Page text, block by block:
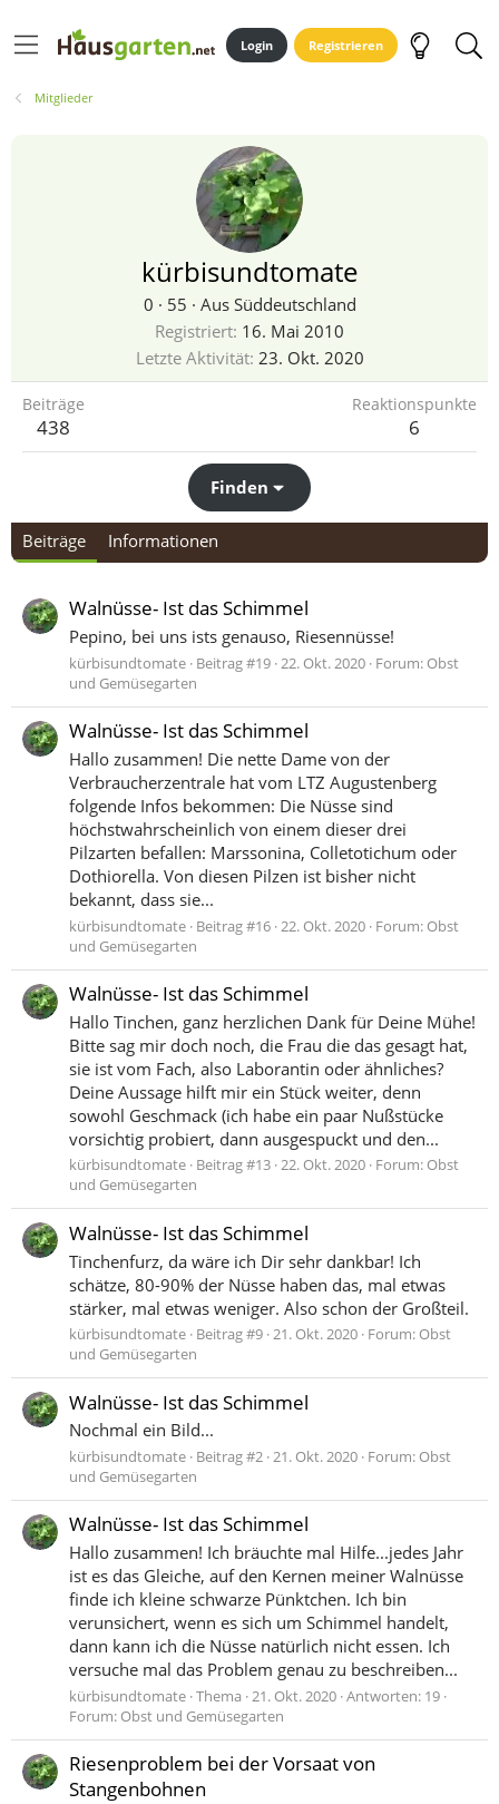
Login Registrieren
Mitglieder
kürbisundtomate
0 · 55 · Aus Süddeutschland
Registriert 16. Mai 2010
Letzte Aktivität 23. Okt. 2020
Beiträge
438
Reaktionspunkte
6
Finden
Beiträge Informationen
Walnüsse- Ist das Schimmel
Pepino, bei uns ists genauso, Riesennüsse!
kürbisundtomate Beitrag #19 22. Okt. 2020 Forum: Obst
und Gemüsegarten
Walnüsse- Ist das Schimmel
Hallo zusammen! Die nette Dame von der
Verbraucherzentrale hat vom LTZ Augustenberg
folgende Infos bekommen: Die Nüsse sind
höchstwahrscheinlich von einem dieser drei
Pilzarten befallen: Marssonina, Colletotichum oder
Dothiorella. Von diesen Pilzen ist bisher nicht
bekannt, dass sie...
kürbisundtomate Beitrag #16 22. Okt. 2020 Forum: Obst
und Gemüsegarten
Walnüsse- Ist das Schimmel
Hallo Tinchen, ganz herzlichen Dank für Deine Mühe!
Bitte sag mir doch noch, die Frau die das gesagt hat,
sie ist vom Fach, also Laborantin oder ähnliches?
Deine Aussage hilft mir ein Stück weiter, denn
sowohl Geschmack (ich habe ein paar Nußstücke
vorsichtig probiert, dann ausgespuckt und den...
kürbisundtomate Beitrag #13 22. Okt. 2020 Forum: Obst
und Gemüsegarten
Walnüsse- Ist das Schimmel
Tinchenfurz, da wäre ich Dir sehr dankbar! Ich
schätze, 80-90% der Nüsse haben das, mal etwas
stärker, mal etwas weniger. Also schon der Großteil.
kürbisundtomate Beitrag #9 21. Okt. 2020 Forum: Obst
und Gemüsegarten
Walnüsse- Ist das Schimmel
Nochmal ein Bild...
kürbisundtomate Beitrag #2 21. Okt. 2020 Forum: Obst
und Gemüsegarten
Walnüsse- Ist das Schimmel
Hallo zusammen! Ich bräuchte mal Hilfe...jedes Jahr
ist es das Gleiche, auf den Kernen meiner Walnüsse
finde ich kleine schwarze Pünktchen. Ich bin
verunsichert, wenn es sich um Schimmel handelt,
dann kann ich die Nüsse natürlich nicht essen. Ich
versuche mal das Problem genau zu beschreiben...
kürbisundtomate Thema 21. Okt. 2020 Antworten: 19
Forum: Obst und Gemüsegarten
Riesenproblem bei der Vorsaat von
Stangenbohnen